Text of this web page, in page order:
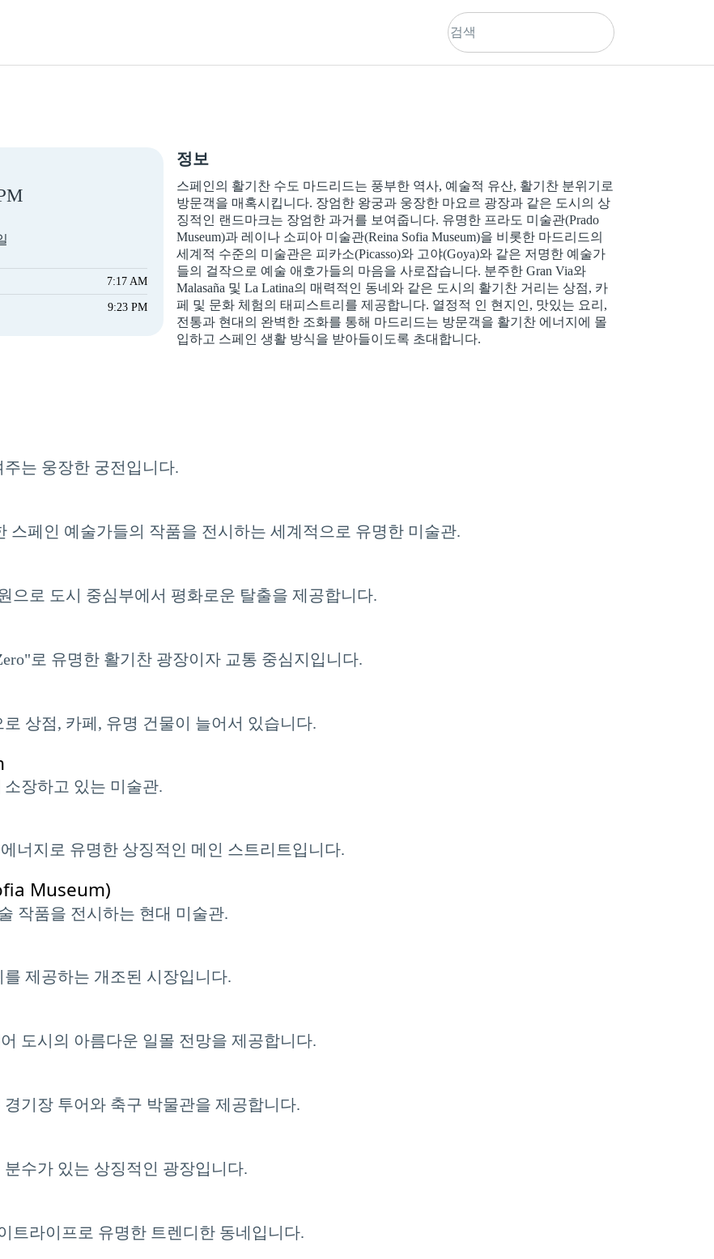
7:17 AM
9:23 PM
정보
스페인의 활기찬 수도 마드리드는 풍부한 역사, 예술적 유산, 활기찬 분위기로
방문객을 매혹시킵니다. 장엄한 왕궁과 웅장한 마요르 광장과 같은 도시의 상
징적인 랜드마크는 장엄한 과거를 보여줍니다. 유명한 프라도 미술관(Prado
Museum)과 레이나 소피아 미술관(Reina Sofia Museum)을 비롯한 마드리드의
세계적 수준의 미술관은 피카소(Picasso)와 고야(Goya)와 같은 저명한 예술가
들의 걸작으로 예술 애호가들의 마음을 사로잡습니다. 분주한 Gran Via와
Malasaña 및 La Latina의 매력적인 동네와 같은 도시의 활기찬 거리는 상점, 카
페 및 문화 체험의 태피스트리를 제공합니다. 열정적 인 현지인, 맛있는 요리,
전통과 현대의 완벽한 조화를 통해 마드리드는 방문객을 활기찬 에너지에 몰
입하고 스페인 생활 방식을 받아들이도록 초대합니다.
는 웅장한 궁전입니다.
스페인 예술가들의 작품을 전시하는 세계적으로 유명한 미술관.
으로 도시 중심부에서 평화로운 탈출을 제공합니다.
로 유명한 활기찬 광장이자 교통 중심지입니다.
상점, 카페, 유명 건물이 늘어서 있습니다.
장하고 있는 미술관.
너지로 유명한 상징적인 메인 스트리트입니다.
Museum)
작품을 전시하는 현대 미술관.
제공하는 개조된 시장입니다.
도시의 아름다운 일몰 전망을 제공합니다.
기장 투어와 축구 박물관을 제공합니다.
수가 있는 상징적인 광장입니다.
트라이프로 유명한 트렌디한 동네입니다.